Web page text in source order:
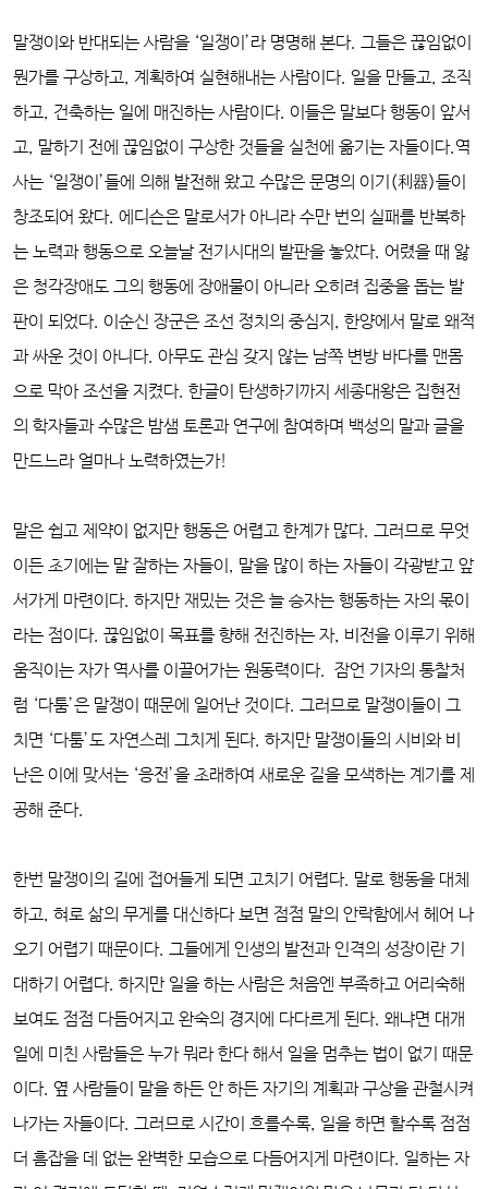
말쟁이와 반대되는 사람을 ‘일쟁이’라 명명해 본다. 그들은 끊임없이
뭔가를 구상하고, 계획하여 실현해내는 사람이다. 일을 만들고, 조직
하고, 건축하는 일에 매진하는 사람이다. 이들은 말보다 행동이 앞서
고, 말하기 전에 끊임없이 구상한 것들을 실천에 옮기는 자들이다.역
사는 ‘일쟁이’들에 의해 발전해 왔고 수많은 문명의 이기(利器)들이
창조되어 왔다. 에디슨은 말로서가 아니라 수만 번의 실패를 반복하
는 노력과 행동으로 오늘날 전기시대의 발판을 놓았다. 어렸을 때 앓
은 청각장애도 그의 행동에 장애물이 아니라 오히려 집중을 돕는 발
판이 되었다. 이순신 장군은 조선 정치의 중심지, 한양에서 말로 왜적
과 싸운 것이 아니다. 아무도 관심 갖지 않는 남쪽 변방 바다를 맨몸
으로 막아 조선을 지켰다. 한글이 탄생하기까지 세종대왕은 집현전
의 학자들과 수많은 밤샘 토론과 연구에 참여하며 백성의 말과 글을
만드느라 얼마나 노력하였는가!
말은 쉽고 제약이 없지만 행동은 어렵고 한계가 많다. 그러므로 무엇
이든 초기에는 말 잘하는 자들이, 말을 많이 하는 자들이 각광받고 앞
서가게 마련이다. 하지만 재밌는 것은 늘 승자는 행동하는 자의 몫이
라는 점이다. 끊임없이 목표를 향해 전진하는 자, 비전을 이루기 위해
움직이는 자가 역사를 이끌어가는 원동력이다. 잠언 기자의 통찰처
럼 ‘다툼’은 말쟁이 때문에 일어난 것이다. 그러므로 말쟁이들이 그
치면 ‘다툼’도 자연스레 그치게 된다. 하지만 말쟁이들의 시비와 비
난은 이에 맞서는 ‘응전’을 초래하여 새로운 길을 모색하는 계기를 제
공해 준다.
한번 말쟁이의 길에 접어들게 되면 고치기 어렵다. 말로 행동을 대체
하고, 혀로 삶의 무게를 대신하다 보면 점점 말의 안락함에서 헤어 나
오기 어렵기 때문이다. 그들에게 인생의 발전과 인격의 성장이란 기
대하기 어렵다. 하지만 일을 하는 사람은 처음엔 부족하고 어리숙해
보여도 점점 다듬어지고 완숙의 경지에 다다르게 된다. 왜냐면 대개
일에 미친 사람들은 누가 뭐라 한다 해서 일을 멈추는 법이 없기 때문
이다. 옆 사람들이 말을 하든 안 하든 자기의 계획과 구상을 관철시켜
나가는 자들이다. 그러므로 시간이 흐를수록, 일을 하면 할수록 점점
더 흠잡을 데 없는 완벽한 모습으로 다듬어지게 마련이다. 일하는 자